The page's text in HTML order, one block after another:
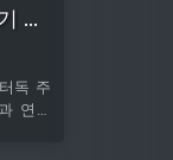
발생
운반·
업무
기본
바꾼
잡한
는 싱
음성,
실
독 주
연간